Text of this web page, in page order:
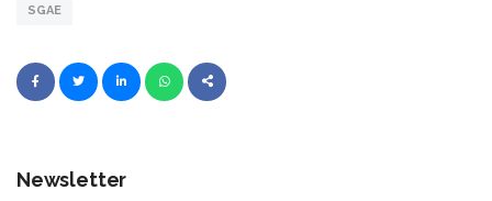
SGAE
Newsletter